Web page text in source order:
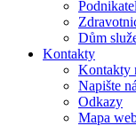
Dům
Kontakty
Kontakty
Napište
Odkazy
Mapa